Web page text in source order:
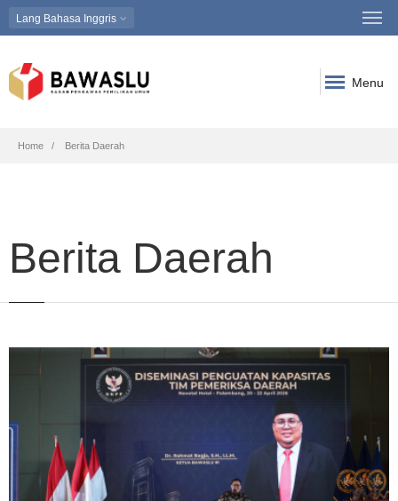
Lang Bahasa Inggris
Menu
Breadcrumb
Home Berita Daerah
Berita Daerah